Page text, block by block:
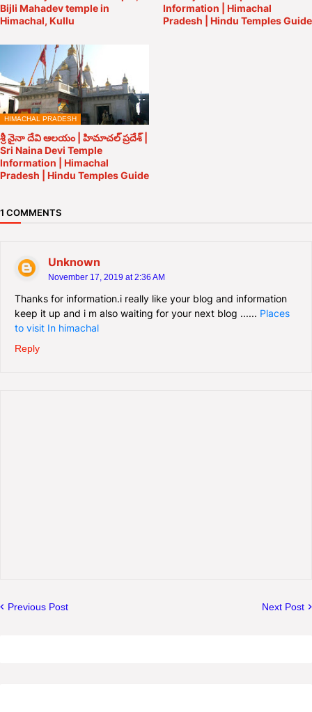
Bijli Mahadev temple in
Himachal, Kullu
Information | Himachal
Pradesh | Hindu Temples Guide
HIMACHAL PRADESH
శ్రీ నైనా దేవి ఆలయం | హిమాచల్ ప్రదేశ్ |
Sri Naina Devi Temple
Information | Himachal
Pradesh | Hindu Temples Guide
1 COMMENTS
Unknown
November 17, 2019 at 2:36 AM
Thanks for information.i really like your blog and information
keep it up and i m also waiting for your next blog ...... Places
to visit In himachal
Reply
Previous Post Next Post